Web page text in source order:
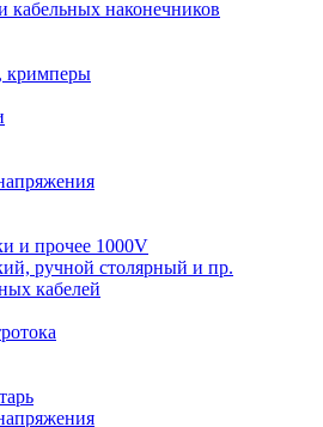
кабельных наконечников
кримперы
и прочее 1000V
ручной столярный и пр.
кабелей